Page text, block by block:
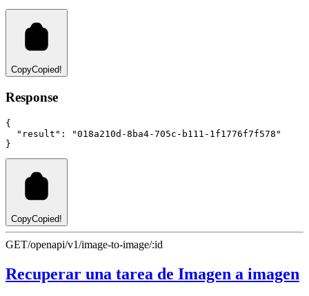
CopyCopied!
Response
{
"result" :
"018a210d-8ba4-705c-b111-1f1776f7f578"
}
CopyCopied!
GET/openapi/v1/image-to-image/:id
Recuperar una tarea de Imagen a imagen